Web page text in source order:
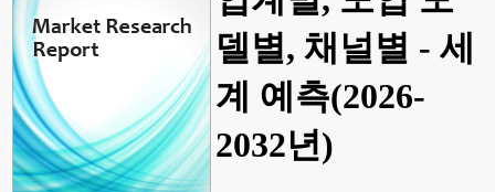
델별, 채널별 - 세
계 예측(2026-
2032년)